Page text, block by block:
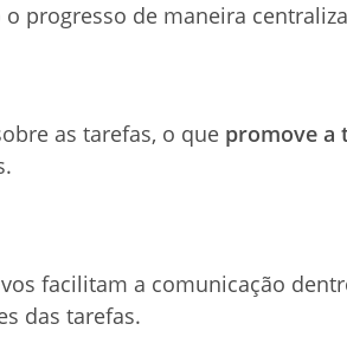
progresso de maneira
as tarefas, o que promove a
facilitam a comunicação
das tarefas.